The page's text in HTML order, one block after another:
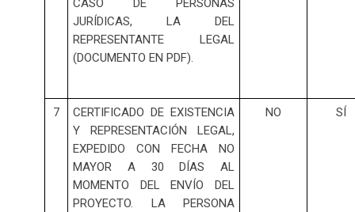
CASO DE PERSONAS
JURÍDICAS, LA DEL
REPRESENTANTE LEGAL
(DOCUMENTO EN PDF).
7
CERTIFICADO DE EXISTENCIA
Y REPRESENTACIÓN LEGAL,
EXPEDIDO CON FECHA NO
MAYOR A 30 DÍAS AL
MOMENTO DEL ENVÍO DEL
PROYECTO. LA PERSONA
NO SÍ